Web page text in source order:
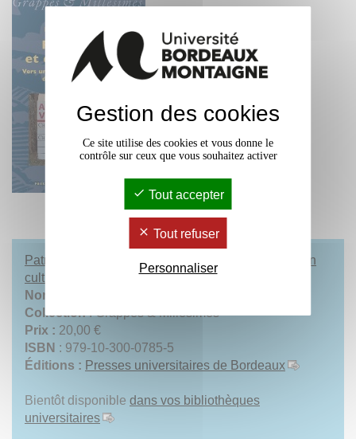
Patrimoine et œnotourisme. Vers une recomposition
culturelle du monde vitivinicole
Nombre de pages
Collection: Grappes & Millésimes
Prix : 20,00 €
ISBN : 979-10-300-0785-5
Éditions : Presses universitaires de Bordeaux
Bientôt disponible dans vos bibliothèques
universitaires
Gestion des cookies
Ce site utilise des cookies et vous donne le
contrôle sur ceux que vous souhaitez activer
Tout accepter
Tout refuser
Personnaliser